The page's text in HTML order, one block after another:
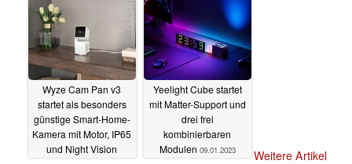
06.02.2023
Wyze Cam Pan v3
startet als besonders
günstige Smart-Home-
Kamera mit Motor, IP65
und Night Vision
Yeelight Cube startet
mit Matter-Support und
drei frei
kombinierbaren
Modulen 09.01.2023
Weitere Artikel